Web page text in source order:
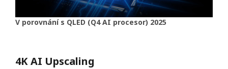
V porovnání s QLED (Q4 AI procesor) 2025
4K AI Upscaling